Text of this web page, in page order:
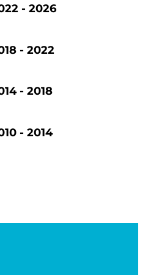
- 2026
- 2022
- 2018
- 2014